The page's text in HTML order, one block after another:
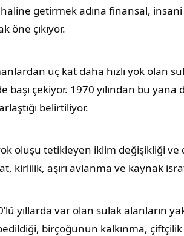
getirmek adına finansal,
öne çıkıyor.
üç kat daha hızlı yok olan
başı çekiyor. 1970 yılından bu
belirtiliyor.
oluşu tetikleyen iklim değişikliği
kirlilik, aşırı avlanma ve kaynak
yıllarda var olan sulak alanların
birçoğunun kalkınma,